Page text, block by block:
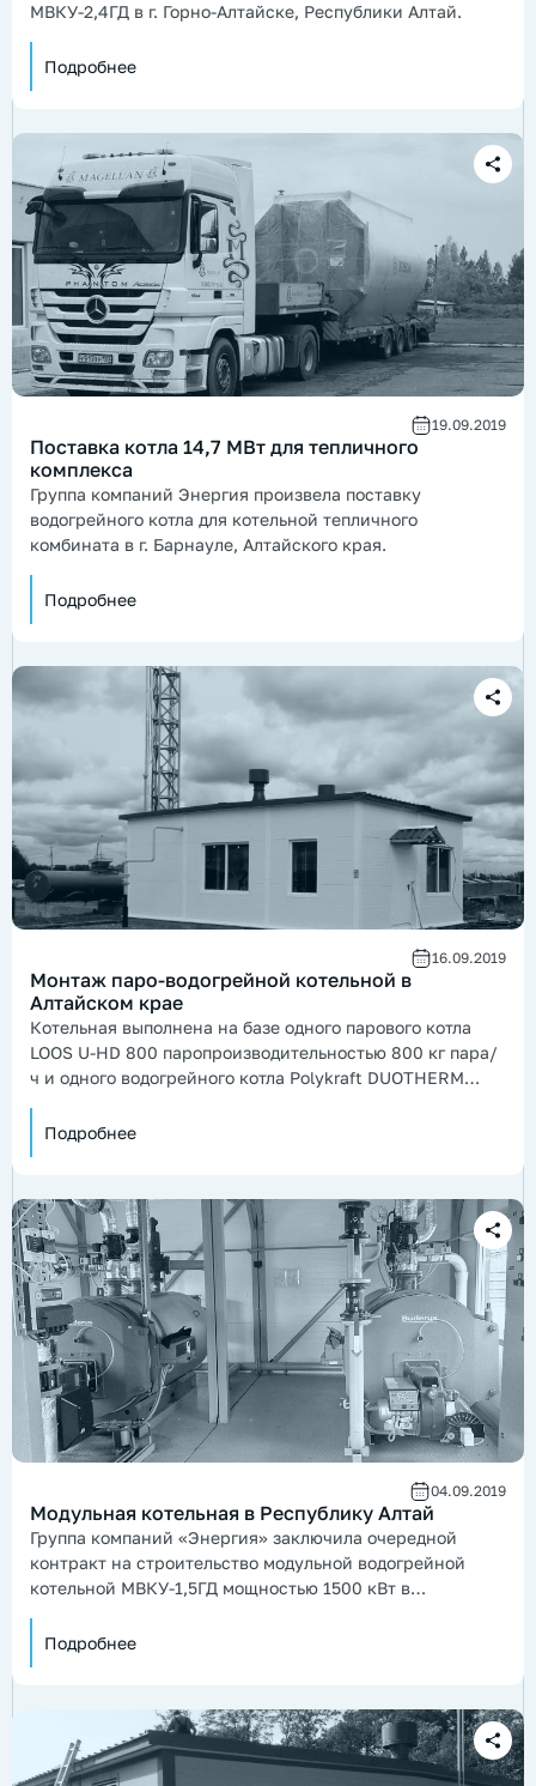
МВКУ-2,4ГД в г. Горно-Алтайске, Республики Алтай.
Подробнее
19.09.2019
Поставка котла 14,7 МВт для тепличного
комплекса
Группа компаний Энергия произвела поставку
водогрейного котла для котельной тепличного
комбината в г. Барнауле, Алтайского края.
Подробнее
16.09.2019
Монтаж паро-водогрейной котельной в
Алтайском крае
Котельная выполнена на базе одного парового котла
LOOS U-HD 800 паропроизводительностью 800 кг пара/
ч и одного водогрейного котла Polykraft DUOTHERM
Подробнее
04.09.2019
Модульная котельная в Республику Алтай
Группа компаний «Энергия» заключила очередной
контракт на строительство модульной водогрейной
котельной МВКУ-1,5ГД мощностью 1500 кВт в
Подробнее